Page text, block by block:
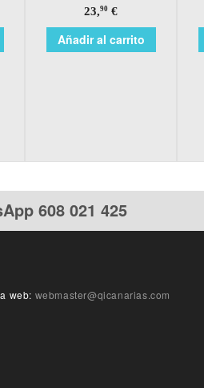
23,90 €
Añadir al carrito
608 021 425
web: webmaster@qicanarias.com